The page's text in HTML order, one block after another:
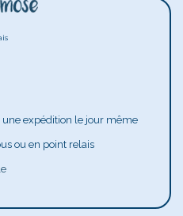
expédition le jour même
ou en point relais